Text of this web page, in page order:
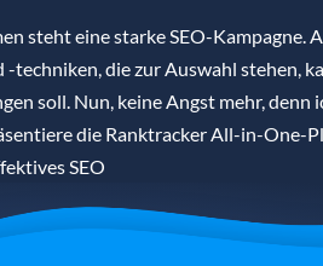
steht eine starke SEO-Kampagne.
die zur Auswahl stehen,
soll. Nun, keine Angst mehr, denn
die Ranktracker All-in-One-
SEO